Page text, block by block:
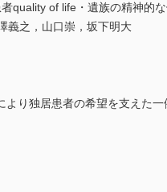
quality of life・遺族の精神的
之，山口崇，坂下明大
より独居患者の希望を支えた